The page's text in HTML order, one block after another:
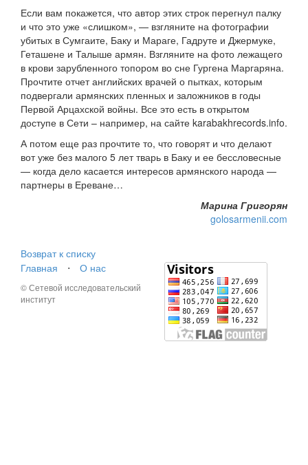
Если вам покажется, что автор этих строк перегнул палку
и что это уже «слишком», — взгляните на фотографии
убитых в Сумгаите, Баку и Мараге, Гадруте и Джермуке,
Геташене и Талыше армян. Взгляните на фото лежащего
в крови зарубленного топором во сне Гургена Маргаряна.
Прочтите отчет английских врачей о пытках, которым
подвергали армянских пленных и заложников в годы
Первой Арцахской войны. Все это есть в открытом
доступе в Сети – например, на сайте karabakhrecords.info.
А потом еще раз прочтите то, что говорят и что делают
вот уже без малого 5 лет тварь в Баку и ее бессловесные
— когда дело касается интересов армянского народа —
партнеры в Ереване…
Марина Григорян
golosarmenii.com
Возврат к списку
Главная
⋅ О нас
© Сетевой исследовательский
институт